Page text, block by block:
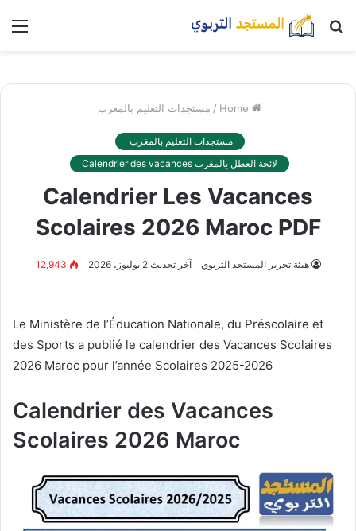
بحث
/ مستجدات التعليم بالمغرب
مستجدات التعليم بالمغرب
لائحة العطل بالمغرب Calendrier des vacances
Calendrier Les Vacances
Scolaires 2026 Maroc PDF
هيئة تحرير المستجد التربوي آخر تحديث 2 يوليوز، 2026 12,943
Le Ministère de l’Éducation Nationale, du Préscolaire et
des Sports a publié le calendrier des Vacances Scolaires
2026 Maroc pour l’année Scolaires 2025-2026
Calendrier des Vacances
Scolaires 2026 Maroc